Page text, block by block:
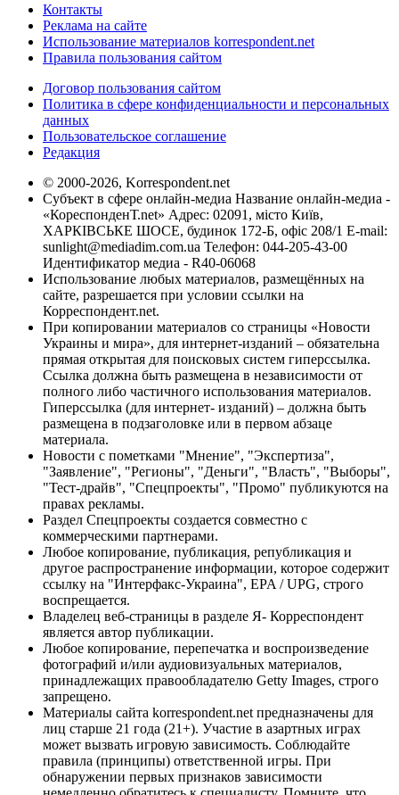
Контакты
Реклама на сайте
Использование материалов korrespondent.net
Правила пользования сайтом
Договор пользования сайтом
Политика в сфере конфиденциальности и персональных
данных
Пользовательское соглашение
Редакция
© 2000-2026, Korrespondent.net
Субъект в сфере онлайн-медиа Название онлайн-медиа -
«КореспонденТ.net» Адрес: 02091, місто Київ,
ХАРКІВСЬКЕ ШОСЕ, будинок 172-Б, офіс 208/1 E-mail:
sunlight@mediadim.com.ua Телефон: 044-205-43-00
Идентификатор медиа - R40-06068
Использование любых материалов, размещённых на
сайте, разрешается при условии ссылки на
Корреспондент.net.
При копировании материалов со страницы «Новости
Украины и мира», для интернет-изданий – обязательна
прямая открытая для поисковых систем гиперссылка.
Ссылка должна быть размещена в независимости от
полного либо частичного использования материалов.
Гиперссылка (для интернет- изданий) – должна быть
размещена в подзаголовке или в первом абзаце
материала.
Новости с пометками "Мнение", "Экспертиза",
"Заявление", "Регионы", "Деньги", "Власть", "Выборы",
"Тест-драйв", "Спецпроекты", "Промо" публикуются на
правах рекламы.
Раздел Спецпроекты создается совместно с
коммерческими партнерами.
Любое копирование, публикация, републикация и
другое распространение информации, которое содержит
ссылку на "Интерфакс-Украина", EPA / UPG, строго
воспрещается.
Владелец веб-страницы в разделе Я- Корреспондент
является автор публикации.
Любое копирование, перепечатка и воспроизведение
фотографий и/или аудиовизуальных материалов,
принадлежащих правообладателю Getty Images, строго
запрещено.
Материалы сайта korrespondent.net предназначены для
лиц старше 21 года (21+). Участие в азартных играх
может вызвать игровую зависимость. Соблюдайте
правила (принципы) ответственной игры. При
обнаружении первых признаков зависимости